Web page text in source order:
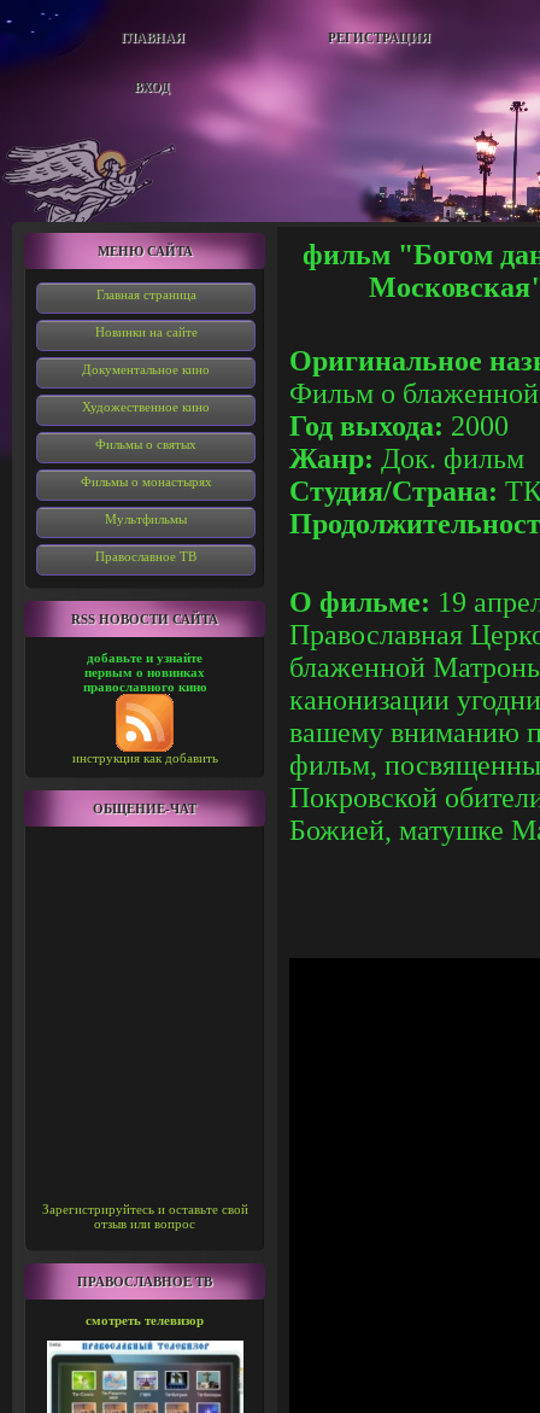
ГЛАВНАЯ РЕГИСТРАЦИЯ
ВХОД
МЕНЮ САЙТА
Главная страница
Новинки на сайте
Документальное кино
Художественное кино
Фильмы о святых
Фильмы о монастырях
Мультфильмы
Православное ТВ
RSS НОВОСТИ САЙТА
добавьте и узнайте
первым о новинках
православного кино
инструкция как добавить
ОБЩЕНИЕ-ЧАТ
Зарегистрируйтесь и оставьте свой
отзыв или вопрос
ПРАВОСЛАВНОЕ ТВ
смотреть телевизор
фильм "Богом
Оригинальное
Фильм о
Год выхода: 2000
Жанр: Док. фильм
Студия/Страна:
О фильме: 19
Православная
блаженной
канонизации
вашему вниманию
фильм,
Покровской
Божией, матушке